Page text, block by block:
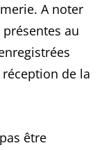
A noter
au
de la
être